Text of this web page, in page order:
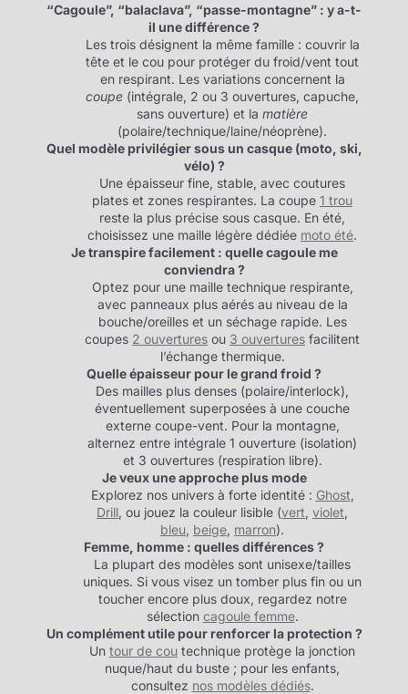
“Cagoule”, “balaclava”, “passe-montagne” : y a-t-
il une différence ?
Les trois désignent la même famille : couvrir la
tête et le cou pour protéger du froid/vent tout
en respirant. Les variations concernent la
coupe (intégrale, 2 ou 3 ouvertures, capuche,
sans ouverture) et la matière
(polaire/technique/laine/néoprène).
Quel modèle privilégier sous un casque (moto, ski,
vélo) ?
Une épaisseur fine, stable, avec coutures
plates et zones respirantes. La coupe 1 trou
reste la plus précise sous casque. En été,
choisissez une maille légère dédiée moto été.
Je transpire facilement : quelle cagoule me
conviendra ?
Optez pour une maille technique respirante,
avec panneaux plus aérés au niveau de la
bouche/oreilles et un séchage rapide. Les
coupes 2 ouvertures ou 3 ouvertures facilitent
l’échange thermique.
Quelle épaisseur pour le grand froid ?
Des mailles plus denses (polaire/interlock),
éventuellement superposées à une couche
externe coupe-vent. Pour la montagne,
alternez entre intégrale 1 ouverture (isolation)
et 3 ouvertures (respiration libre).
Je veux une approche plus mode
Explorez nos univers à forte identité : Ghost,
Drill, ou jouez la couleur lisible (vert, violet,
bleu, beige, marron).
Femme, homme : quelles différences ?
La plupart des modèles sont unisexe/tailles
uniques. Si vous visez un tomber plus fin ou un
toucher encore plus doux, regardez notre
sélection cagoule femme.
Un complément utile pour renforcer la protection ?
Un tour de cou technique protège la jonction
nuque/haut du buste ; pour les enfants,
consultez nos modèles dédiés.